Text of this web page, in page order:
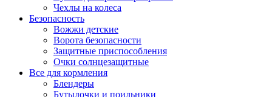
Чехлы на колеса
Безопасность
Вожжи детские
Ворота безопасности
Защитные приспособления
Очки солнцезащитные
Все для кормления
Блендеры
Бутылочки и поильники